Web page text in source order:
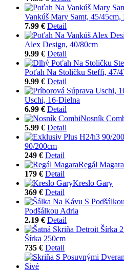
Vankúš Mary Samt, 45/45cm,
7.99 € Detail
Alex Design, 40/80cm
9.99 € Detail
Poťah Na Stoličku Steffi, 47/
9.99 € Detail
Uschi, 16-Dielna
6.99 € Detail
Nosník
5.99 € Detail
90/200cm
249 € Detail
Regál Magara
179 € Detail
Kreslo Gary
369 € Detail
Podšálkou Adria
2.19 € Detail
Šírka 250cm
735 € Detail